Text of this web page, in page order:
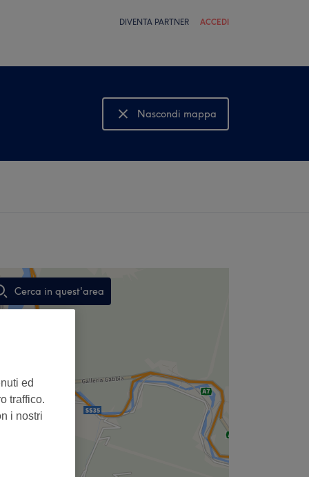
DIVENTA PARTNER ACCEDI
Nascondi mappa
Mostra mappa
Cerca in quest'area
,
ed
traffico.
i nostri